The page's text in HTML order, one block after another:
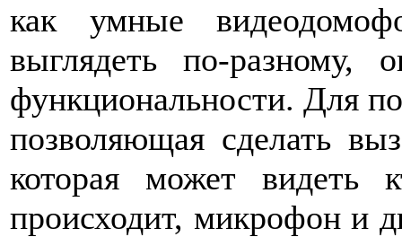
как умные
выглядеть по-
функциональности. Для
позволяющая сделать
которая может видеть
происходит, микрофон и